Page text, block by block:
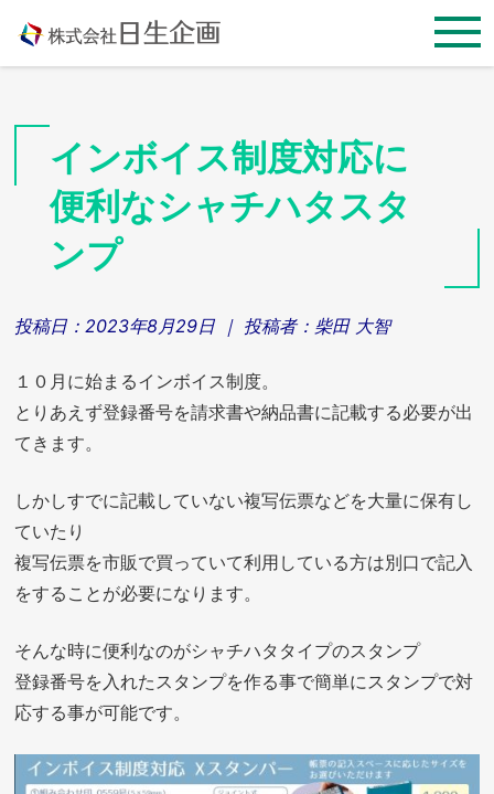
content
インボイス制度対応に
便利なシャチハタスタ
ンプ
投稿日： 2023年8月29日 ｜ 投稿者： 柴田 大智
１０月に始まるインボイス制度。
とりあえず登録番号を請求書や納品書に記載する必要が出
てきます。
しかしすでに記載していない複写伝票などを大量に保有し
ていたり
複写伝票を市販で買っていて利用している方は別口で記入
をすることが必要になります。
そんな時に便利なのがシャチハタタイプのスタンプ
登録番号を入れたスタンプを作る事で簡単にスタンプで対
応する事が可能です。